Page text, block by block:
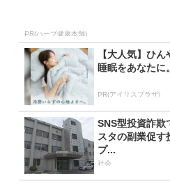
PR(ハーブ健康本舗)
【大人気】ひ
睡眠をあなたに。
PR(アイリスプラザ)
SNS型投資詐
スタの副業促
プ...
社会